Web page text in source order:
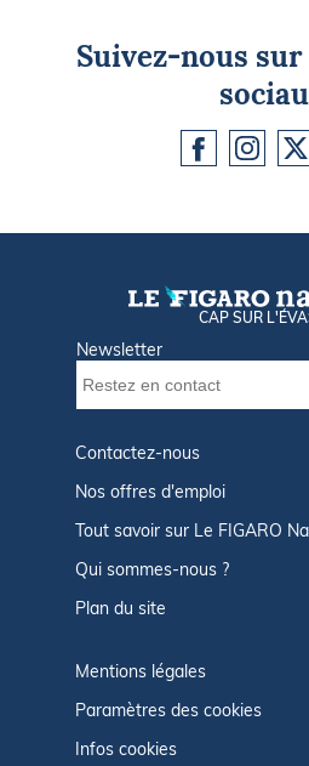
Suivez-nous
CAP SUR
Newsletter
Contactez-nous
Nos offres d'emploi
Tout savoir sur Le FIGARO
Qui sommes-nous ?
Plan du site
Mentions légales
Paramètres des cookies
Infos cookies